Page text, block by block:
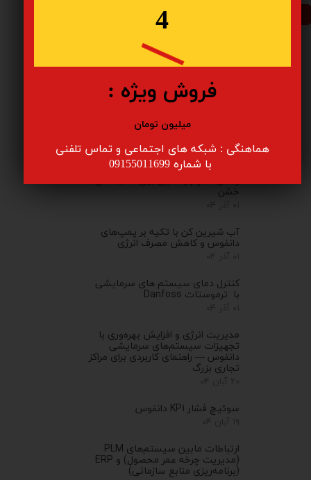
آخرین مطالب
ترانسمیتر فشار DST P40I دانفوس:
راه‌حل مقاوم و دقیق برای محیط‌های
خشن
آب شیرین کن با تکیه بر پمپ‌های
دانفوس و کاهش مصرف انرژی
کنترل‌ دمای سیستم های سرمایشی
با ترموستات Danfoss
مدیریت انرژی و افزایش بهره‌وری با
تجهیزات سیستم‌های سرمایشی
دانفوس — راهنمای کاربردی برای مراکز
تجاری بزرگ
سوئیچ فشار KP1 دانفوس
ارتباطات مابین سیستم‌های PLM
(مدیریت چرخه عمر محصول) و ERP
(برنامه‌ریزی منابع سازمانی)
هماهنگی : شبکه های اجتماعی و تماس تلفنی
​​​​​​​ با شماره 09155011699
4
فروش ویژه :
میلیون تومان